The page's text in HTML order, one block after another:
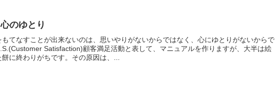
のゆとり
もてなすことが出来ないのは、思いやりがないからではなく、心にゆとりがないからで
Satisfaction)顧客満足活動と表して、マニュアルを作りますが、大半は絵
に終わりがちです。その原因は、...